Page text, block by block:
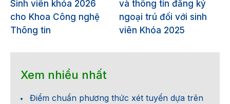
Sinh viên khóa 2026
cho Khoa Công nghệ
Thông tin
và thông tin đăng ký
ngoại trú đối với sinh
viên Khóa 2025
Xem nhiều nhất
Điểm chuẩn phương thức xét tuyển dựa trên